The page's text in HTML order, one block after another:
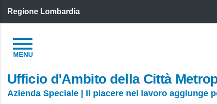
Regione Lombardia
Ufficio d'Ambito della Città
Azienda Speciale | Il piacere nel lavoro aggiunge